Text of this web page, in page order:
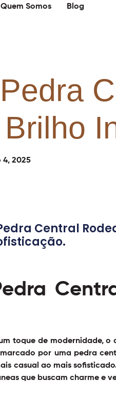
Quem Somos Blog
4, 2025
Central
toque de modernidade, o
por uma pedra
casual ao mais
que buscam charme e